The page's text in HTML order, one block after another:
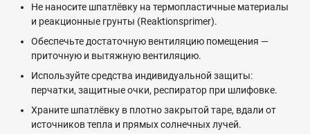
Не наносите шпатлёвку на термопластичные материалы
и реакционные грунты (Reaktionsprimer).
Обеспечьте достаточную вентиляцию помещения —
приточную и вытяжную вентиляцию.
Используйте средства индивидуальной защиты:
перчатки, защитные очки, респиратор при шлифовке.
Храните шпатлёвку в плотно закрытой таре, вдали от
источников тепла и прямых солнечных лучей.